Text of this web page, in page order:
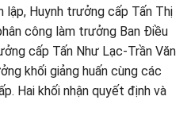
lập, Huynh trưởng cấp Tấn Thị
công làm trưởng Ban Điều
cấp Tấn Như Lạc-Trần Văn
khối giảng huấn cùng các
Hai khối nhận quyết định và